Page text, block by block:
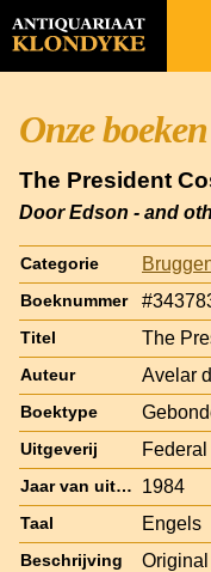
Onze boeken
The President
Door Edson - and
Categorie
Boeknummer
Titel The
Auteur Avelar
Boektype
Uitgeverij
Jaar van uitgave 1984
Taal Engels
Beschrijving